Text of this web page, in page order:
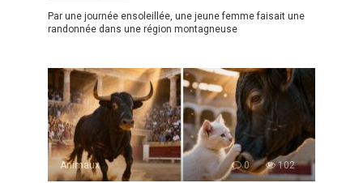
Par une journée ensoleillée, une jeune femme faisait une
randonnée dans une région montagneuse
Animaux 0 102